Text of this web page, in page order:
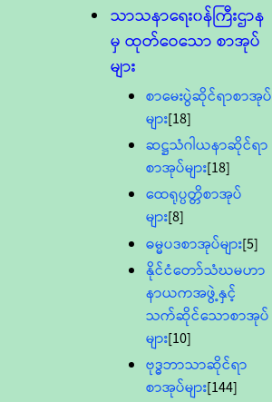
သာသနာရေး၀န်ကြီးဌာန
မှ ထုတ်ဝေသော စာအုပ်
များ
စာမေးပွဲဆိုင်ရာစာအုပ်
များ[18]
ဆဋ္ဌသံဂါယနာဆိုင်ရာ
စာအုပ်များ[18]
ထေရုပ္ပတ္တိစာအုပ်
များ[8]
ဓမ္မပဒစာအုပ်များ[5]
နိုင်ငံတော်သံဃမဟာ
နာယကအဖွဲ့နှင့်
သက်ဆိုင်သောစာအုပ်
များ[10]
ဗုဒ္ဓဘာသာဆိုင်ရာ
စာအုပ်များ[144]